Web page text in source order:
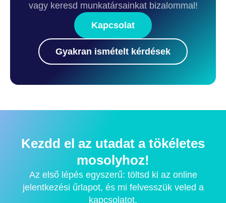
vagy keresd munkatársainkat bizalommal!
Kapcsolat
Gyakran ismételt kérdések
Kezdd el az utadat a tökéletes
mosolyhoz!
Az első lépés egyszerű: töltsd ki az online
jelentkezési űrlapot, és mi felvesszük veled a
kapcsolatot.